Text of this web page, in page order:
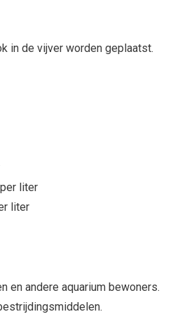
in de vijver worden geplaatst.
liter
liter
en andere aquarium bewoners.